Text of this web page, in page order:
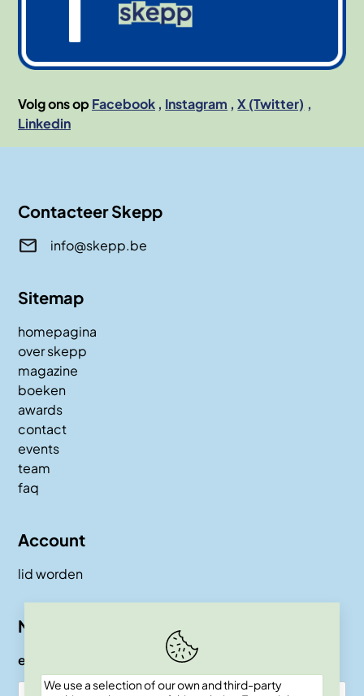
We use a selection of our own and third-party
Volg ons op Facebook Instagram
X (Twitter)
Linkedin
Contacteer Skepp
info@skepp.be
Sitemap
homepagina
over skepp
magazine
boeken
awards
contact
events
team
faq
Account
lid worden
Nieuwsbrief
e-mail